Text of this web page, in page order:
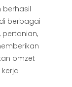
berhasil
berbagai
omzet